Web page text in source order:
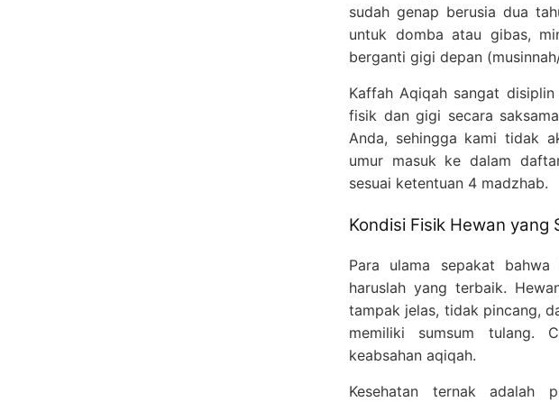
sudah genap berusia dua
untuk domba atau gibas,
berganti gigi depan
Kaffah Aqiqah sangat
fisik dan gigi secara
Anda, sehingga kami tidak
umur masuk ke dalam
sesuai ketentuan 4 madzhab.
Kondisi Fisik Hewan yang
Para ulama sepakat
haruslah yang terbaik.
tampak jelas, tidak pincang,
memiliki sumsum tulang.
keabsahan aqiqah.
Kesehatan ternak
Need help?